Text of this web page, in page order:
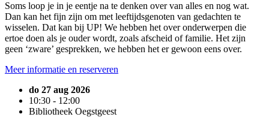
Soms loop je in je eentje na te denken over van alles en nog wat.
Dan kan het fijn zijn om met leeftijdsgenoten van gedachten te
wisselen. Dat kan bij UP! We hebben het over onderwerpen die
ertoe doen als je ouder wordt, zoals afscheid of familie. Het zijn
geen ‘zware’ gesprekken, we hebben het er gewoon eens over.
Meer informatie en reserveren
do 27 aug 2026
10:30 - 12:00
Bibliotheek Oegstgeest